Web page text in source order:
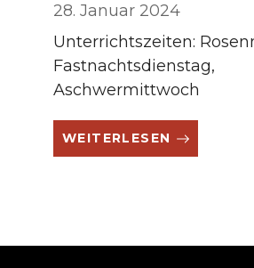
28. Januar 2024
Unterrichtszeiten:
Fastnachtsdienstag,
Aschwermittwoch
WEITERLESEN